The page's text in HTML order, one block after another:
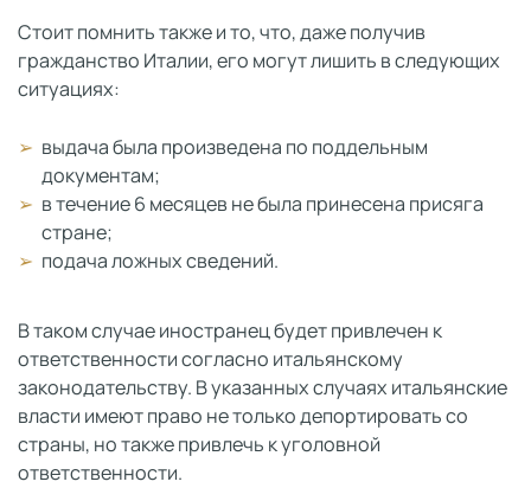
Стоит помнить также и то, что, даже получив
гражданство Италии, его могут лишить в следующих
ситуациях:
выдача была произведена по поддельным
документам;
в течение 6 месяцев не была принесена присяга
стране;
подача ложных сведений.
В таком случае иностранец будет привлечен к
ответственности согласно итальянскому
законодательству. В указанных случаях итальянские
власти имеют право не только депортировать со
страны, но также привлечь к уголовной
ответственности.